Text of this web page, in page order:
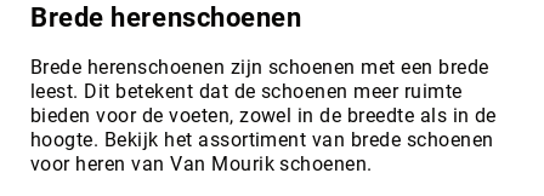
Brede herenschoenen
Brede herenschoenen zijn schoenen met een brede
leest. Dit betekent dat de schoenen meer ruimte
bieden voor de voeten, zowel in de breedte als in de
hoogte. Bekijk het assortiment van brede schoenen
voor heren van Van Mourik schoenen.